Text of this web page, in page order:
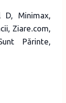
D, Minimax,
Ziare.com,
Părinte,